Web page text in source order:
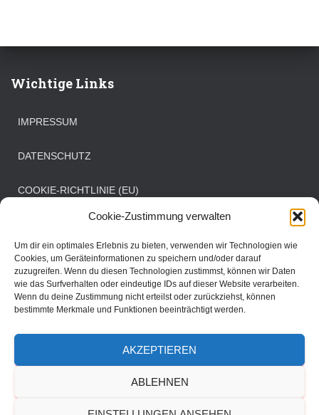
Cookie-Zustimmung verwalten
Um dir ein optimales Erlebnis zu bieten, verwenden wir Technologien wie
Cookies, um Geräteinformationen zu speichern und/oder darauf
zuzugreifen. Wenn du diesen Technologien zustimmst, können wir Daten
wie das Surfverhalten oder eindeutige IDs auf dieser Website verarbeiten.
Wenn du deine Zustimmung nicht erteilst oder zurückziehst, können
bestimmte Merkmale und Funktionen beeinträchtigt werden.
AKZEPTIEREN
ABLEHNEN
Wichtige Links
IMPRESSUM
DATENSCHUTZ
COOKIE-RICHTLINIE (EU)
Mittwoch: 08:00 - 11:00 Uhr
Samstag: 08:30 - 11:30 Uhr